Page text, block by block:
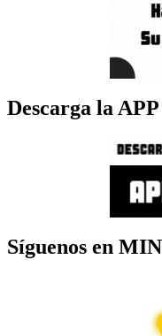
Descarga la APP
Síguenos en